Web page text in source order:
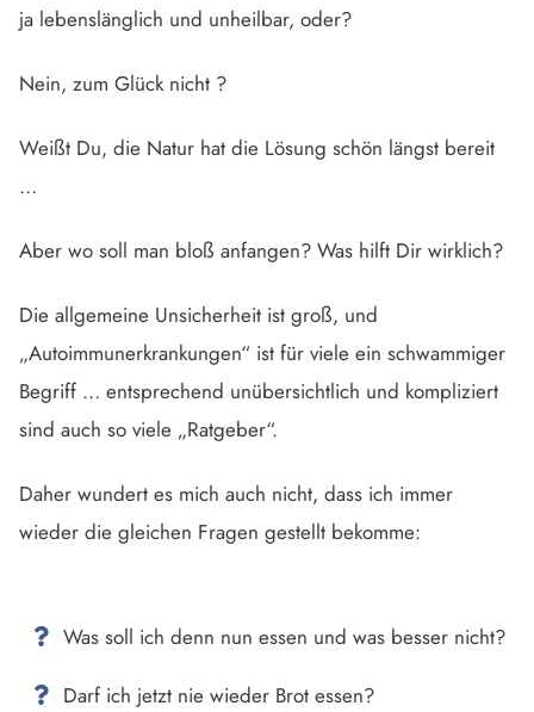
ja lebenslänglich und unheilbar, oder?
Nein, zum Glück nicht ?
Weißt Du, die Natur hat die Lösung schön längst bereit
…
Aber wo soll man bloß anfangen? Was hilft Dir wirklich?
Die allgemeine Unsicherheit ist groß, und
„Autoimmunerkrankungen“ ist für viele ein schwammiger
Begriff … entsprechend unübersichtlich und kompliziert
sind auch so viele „Ratgeber“.
Daher wundert es mich auch nicht, dass ich immer
wieder die gleichen Fragen gestellt bekomme:
Was soll ich denn nun essen und was besser nicht?
Darf ich jetzt nie wieder Brot essen?